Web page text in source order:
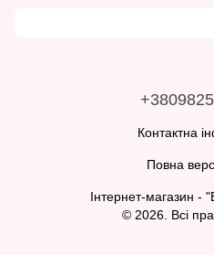
Контактна
Повна
Інтернет-магазин -
© 2026. Всі